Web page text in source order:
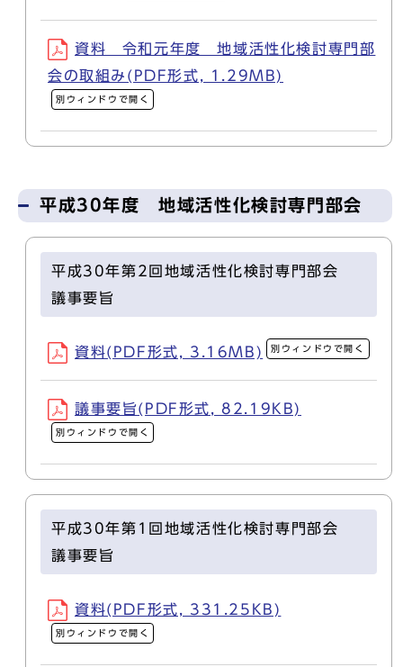
資料 令和元年度 地域活性化検討専門部
会の取組み(PDF形式, 1.29MB)
別ウィンドウで開く
平成30年度 地域活性化検討専門部会
平成30年第2回地域活性化検討専門部会
議事要旨
資料(PDF形式, 3.16MB) 別ウィンドウで開く
議事要旨(PDF形式, 82.19KB)
別ウィンドウで開く
平成30年第1回地域活性化検討専門部会
議事要旨
資料(PDF形式, 331.25KB)
別ウィンドウで開く